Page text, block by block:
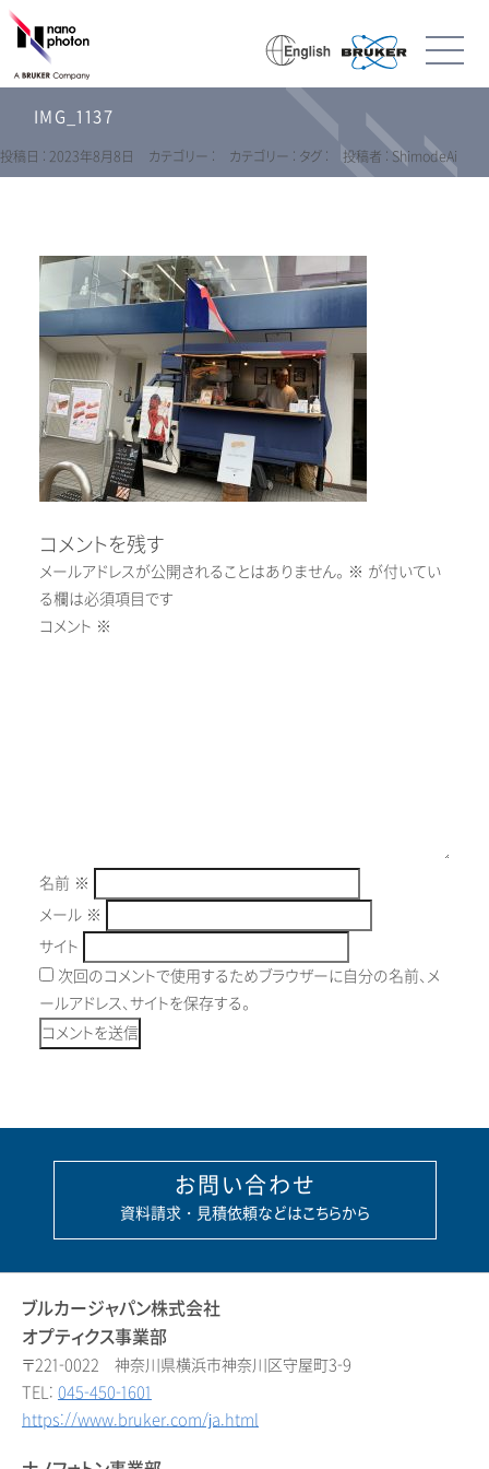
IMG_1137
投稿日 : 2023年8月8日 カテゴリー : カテゴリー : タグ : 投稿者 : ShimodeAi
コメントを残す
メールアドレスが公開されることはありません。 ※ が付いてい
る欄は必須項目です
コメント ※
名前 ※
メール ※
サイト
次回のコメントで使用するためブラウザーに自分の名前、メ
ールアドレス、サイトを保存する。
お問い合わせ
資料請求・見積依頼などはこちらから
ブルカージャパン株式会社
オプティクス事業部
〒221-0022 神奈川県横浜市神奈川区守屋町3-9
TEL: 045-450-1601
https://www.bruker.com/ja.html